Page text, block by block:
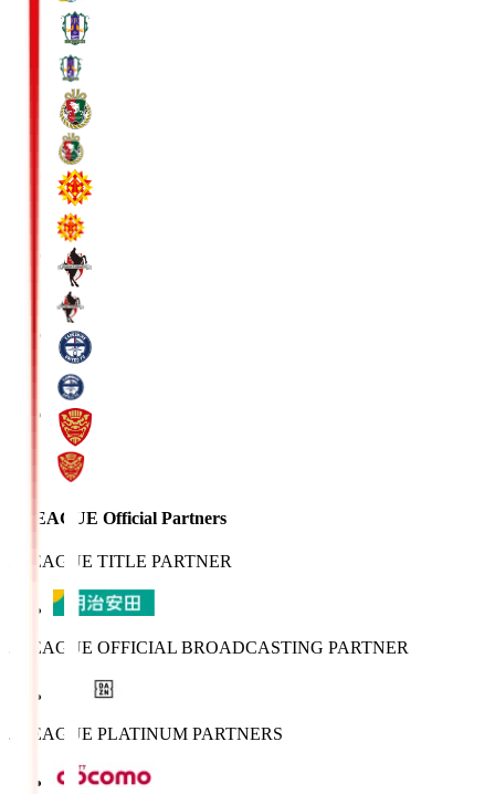
J.LEAGUE Official Partners
J.LEAGUE TITLE PARTNER
J.LEAGUE OFFICIAL BROADCASTING PARTNER
J.LEAGUE PLATINUM PARTNERS